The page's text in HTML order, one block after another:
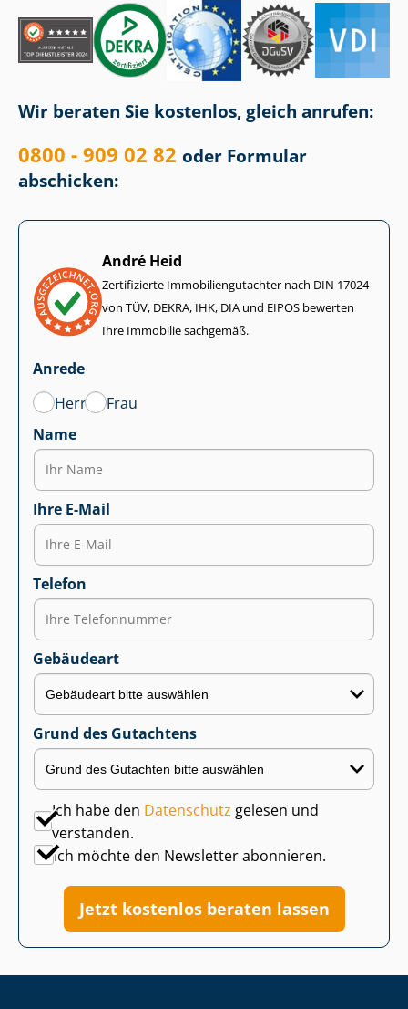
Wir beraten Sie kostenlos, gleich anrufen:
0800 - 909 02 82 oder Formular
abschicken:
André Heid
Zertifizierte Im­mo­bi­li­en­gut­ach­ter nach DIN 17024
von TÜV, DEKRA, IHK, DIA und EIPOS bewerten
Ihre Immobilie sachgemäß.
Anrede
Herr
Frau
Name
Ihre E-Mail
Telefon
Gebäudeart
Grund des Gutachtens
Ich habe den Datenschutz gelesen und
verstanden.
Ich möchte den Newsletter abonnieren.
Jetzt kostenlos beraten lassen